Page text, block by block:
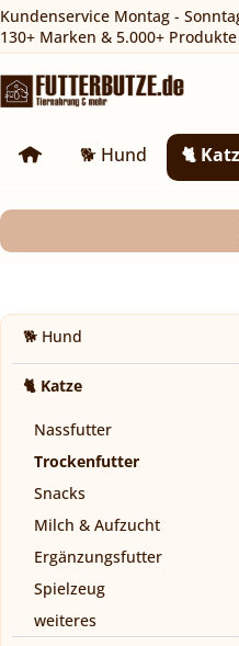
Kundenservice Montag -
130+ Marken & 5.000+
🐕 Hund 🐈
🐕 Hund
🐈 Katze
Nassfutter
Trockenfutter
Snacks
Milch & Aufzucht
Ergänzungsfutter
Spielzeug
weiteres